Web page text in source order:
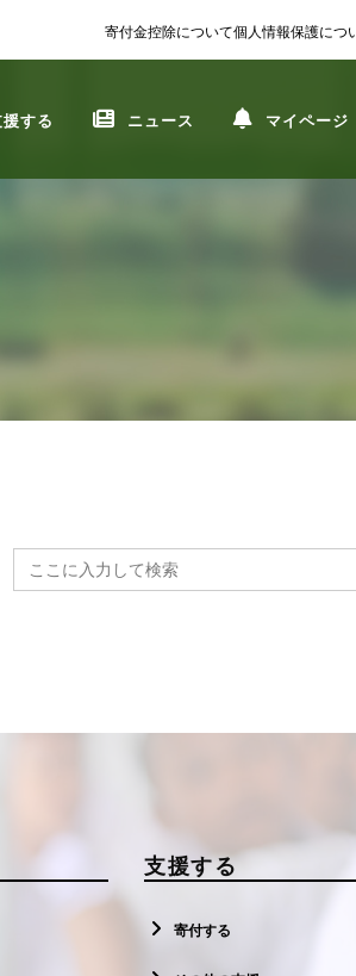
寄付金控除について個人情報保護につ
する ニュース マイページ
Search
for:
支援する
寄付する